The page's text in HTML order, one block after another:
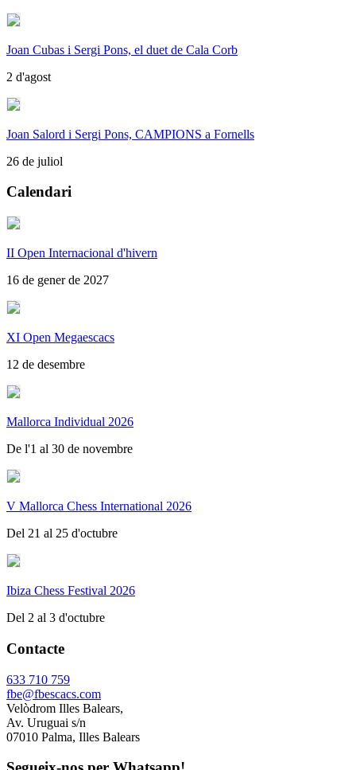
Joan Cubas i Sergi Pons, el duet de Cala Corb
2 d'agost
Joan Salord i Sergi Pons, CAMPIONS a Fornells
26 de juliol
Calendari
II Open Internacional d'hivern
16 de gener de 2027
XI Open Megaescacs
12 de desembre
Mallorca Individual 2026
De l'1 al 30 de novembre
V Mallorca Chess International 2026
Del 21 al 25 d'octubre
Ibiza Chess Festival 2026
Del 2 al 3 d'octubre
Contacte
633 710 759
fbe@fbescacs.com
Velòdrom Illes Balears,
Av. Uruguai s/n
07010 Palma, Illes Balears